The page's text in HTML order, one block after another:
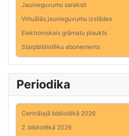
Jaunieguvumu saraksti
Virtuālās jaunieguvumu izstādes
Elektroniskais grāmatu plaukts
Starpbibliotēku abonements
Periodika
Centrālajā bibliotēkā 2026
2. bibliotēkā 2026